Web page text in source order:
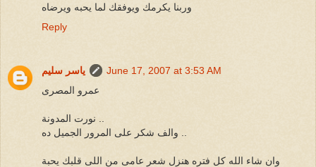
وربنا يكرمك ويوفقك لما يحبه ويرضاه
Reply
ياسر سليم
June 17, 2007 at 3:53 AM
عمرو المصرى
وان شاء الله كل فتره هنزل شعر عامى من اللى قلبك يحبة